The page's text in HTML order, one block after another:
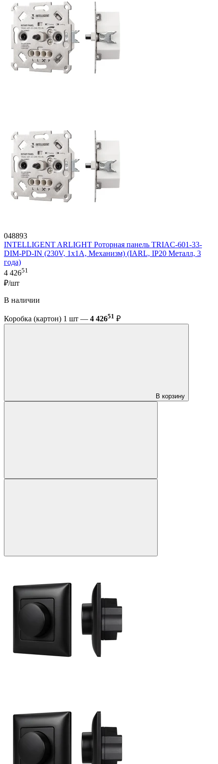
048893
INTELLIGENT ARLIGHT Роторная панель TRIAC-601-33-
DIM-PD-IN (230V, 1x1A, Механизм) (IARL, IP20 Металл, 3
года)
4 42651
₽/шт
В наличии
Коробка (картон) 1 шт — 4 42651 ₽
В корзину